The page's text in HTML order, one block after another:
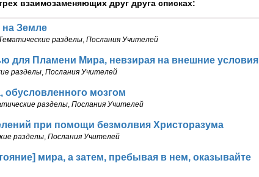
взаимозаменяющих друг друга списках:
Земле
разделы, Послания Учителей
для Пламени Мира, невзирая на внешние условия
разделы, Послания Учителей
обусловленного мозгом
разделы, Послания Учителей
при помощи безмолвия Христоразума
разделы, Послания Учителей
мира, а затем, пребывая в нем, оказывайте